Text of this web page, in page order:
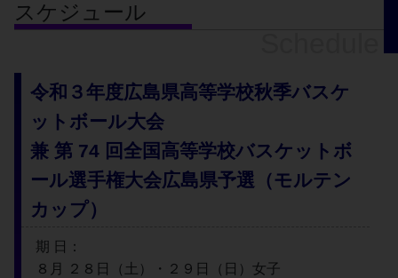
スケジュール
令和３年度広島県高等学校秋季バスケ
ットボール大会
兼 第 74 回全国高等学校バスケットボ
ール選手権大会広島県予選（モルテン
カップ）
期 日：
８月 ２８日（土）・２９日（日）女子